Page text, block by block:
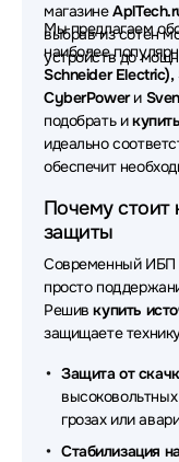
Источники
Источники
Источники
Источники
Источники
Источники
магазине
выбрав из сотен
устройств до
Мы предлагаем
наиболее
Schneider
CyberPowerи Sven
подобрать и
идеально
обеспечит
Почему стоит
защиты
Современный ИБП
просто
Решивкупить
защищаете
Защита от
грозах или
Стабилизация